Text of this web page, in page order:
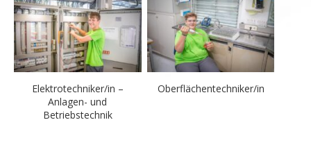
Elektrotechniker/in –
Anlagen- und
Betriebstechnik
Oberflächentechniker/in